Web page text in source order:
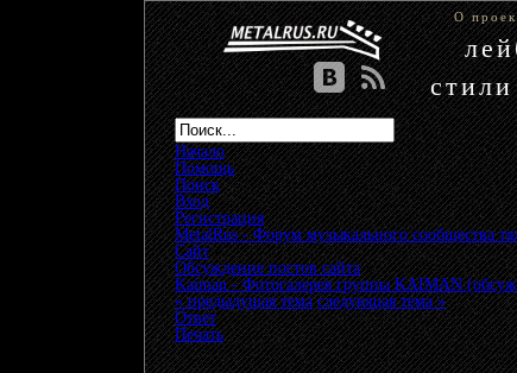
О
стили
Начало
Помощь
Поиск
Вход
Регистрация
MetalRus - Форум музыкального сообщества
Сайт»
Обсуждение постов сайта»
Kaiman - Фотогалерея группы KAIMAN
« предыдущая тема следующая тема »
Ответ
Печать